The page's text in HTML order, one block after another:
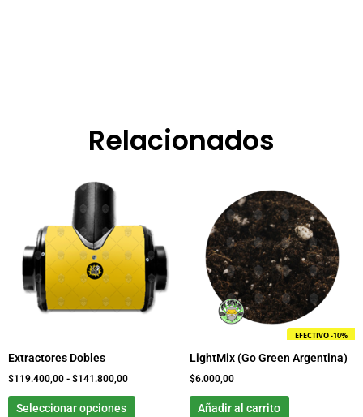
Relacionados
Extractores Dobles
$119.400,00 - $141.800,00
$119.400,00
$141.800,00
Seleccionar opciones
múltiples
variantes.
Las
opciones
se
página
EFECTIVO -10%
LightMix (Go Green Argentina)
$6.000,00
Añadir al carrito